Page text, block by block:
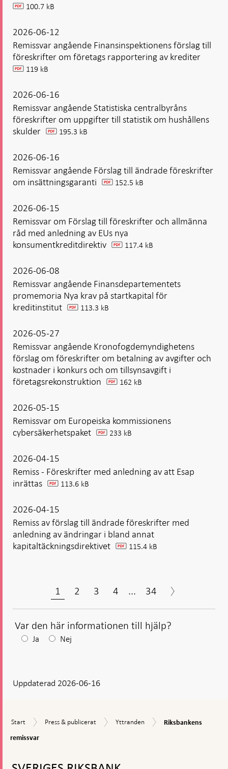
pdf 100.7 kB
2026-06-12
Remissvar angående Finansinspektionens förslag till
föreskrifter om företags rapportering av krediter
pdf 119 kB
2026-06-16
Remissvar angående Statistiska centralbyråns
föreskrifter om uppgifter till statistik om hushållens
skulder pdf 195.3 kB
2026-06-16
Remissvar angående Förslag till ändrade föreskrifter
om insättningsgaranti pdf 152.5 kB
2026-06-15
Remissvar om Förslag till föreskrifter och allmänna
råd med anledning av EUs nya
konsumentkreditdirektiv pdf 117.4 kB
2026-06-08
Remissvar angående Finansdepartementets
promemoria Nya krav på startkapital för
kreditinstitut pdf 113.3 kB
2026-05-27
Remissvar angående Kronofogdemyndighetens
förslag om föreskrifter om betalning av avgifter och
kostnader i konkurs och om tillsynsavgift i
företagsrekonstruktion pdf 162 kB
2026-05-15
Remissvar om Europeiska kommissionens
cybersäkerhetspaket pdf 233 kB
2026-04-15
Remiss - Föreskrifter med anledning av att Esap
inrättas pdf 113.6 kB
2026-04-15
Remiss av förslag till ändrade föreskrifter med
anledning av ändringar i bland annat
kapitaltäckningsdirektivet pdf 115.4 kB
1 2 3 4 ... 34
Var den här informationen till hjälp?
Efter
visas
Ja Nej
Uppdaterad 2026-06-16
Start
Start
Press
Press & publicerat Yttranden
Yttranden
Riksbankens
Riksbankens
remissvar